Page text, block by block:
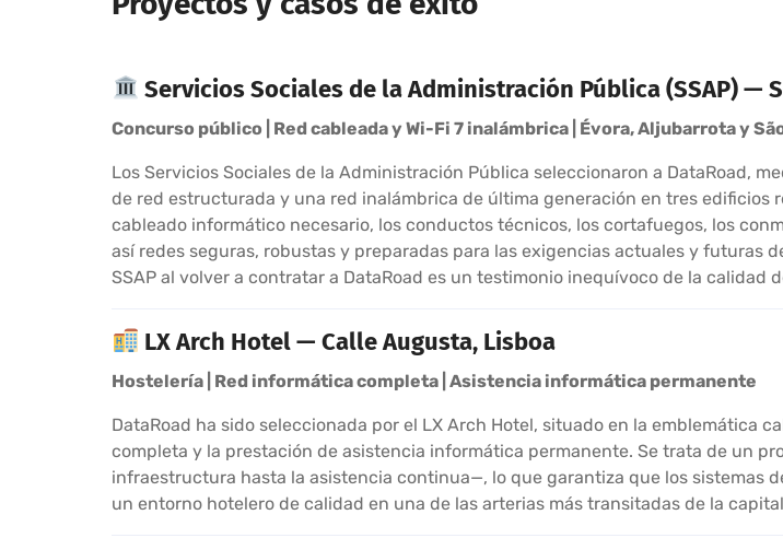
Servicios Sociales de la Administración Pública (SSAP) —
Concurso público | Red cableada y Wi-Fi 7 inalámbrica | Évora, Aljubarrota y
Los Servicios Sociales de la Administración Pública seleccionaron a DataRoad,
de red estructurada y una red inalámbrica de última generación en tres edificios
cableado informático necesario, los conductos técnicos, los cortafuegos, los
así redes seguras, robustas y preparadas para las exigencias actuales y futuras
SSAP al volver a contratar a DataRoad es un testimonio inequívoco de la calidad
LX Arch Hotel — Calle Augusta, Lisboa
Hostelería | Red informática completa | Asistencia informática permanente
DataRoad ha sido seleccionada por el LX Arch Hotel, situado en la emblemática
completa y la prestación de asistencia informática permanente. Se trata de un
infraestructura hasta la asistencia continua—, lo que garantiza que los sistemas
un entorno hotelero de calidad en una de las arterias más transitadas de la